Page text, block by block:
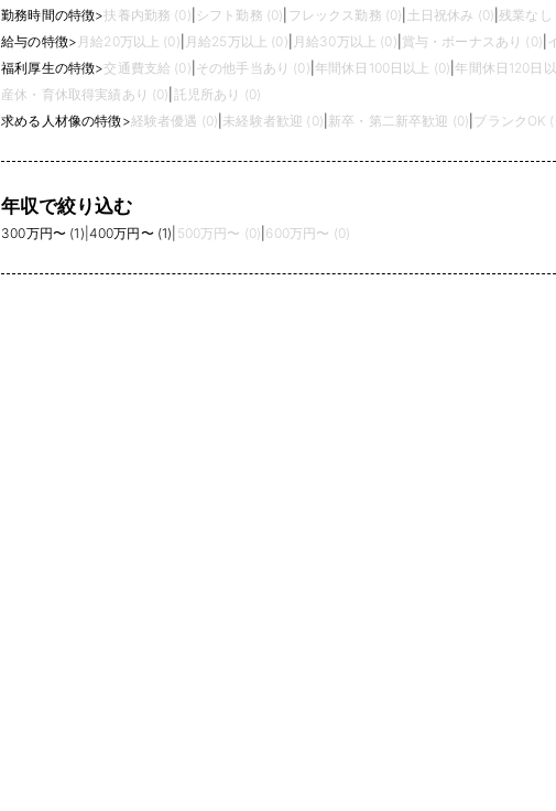
勤務時間の特徴>扶養内勤務 (0) シフト勤務 (0) フレックス勤務 (0) 土日祝休み (0) |残業なし
給与の特徴> 月給20万以上 (0) 月給25万以上 (0) 月給30万以上 (0) 賞与・ボーナスあり (0)
福利厚生の特徴>交通費支給 (0) その他手当あり (0) 年間休日100日以上 (0) 年間休日120日
産休・育休取得実績あり (0) 託児所あり (0)
求める人材像の特徴>経験者優遇 (0) 未経験者歓迎 (0) 新卒・第二新卒歓迎 (0) ブランクOK
年収で絞り込む
300万円〜 (1) 400万円〜 (1) 500万円〜 (0) 600万円〜 (0)